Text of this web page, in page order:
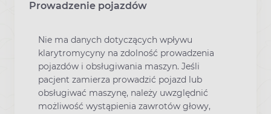
Prowadzenie pojazdów
Nie ma danych dotyczących wpływu
klarytromycyny na zdolność prowadzenia
pojazdów i obsługiwania maszyn. Jeśli
pacjent zamierza prowadzić pojazd lub
obsługiwać maszynę, należy uwzględnić
możliwość wystąpienia zawrotów głowy,